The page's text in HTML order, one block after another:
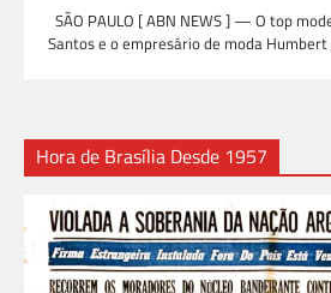
SÃO PAULO [ ABN NEWS ] — O top
Santos e o empresário de moda
Hora de Brasília Desde 1957